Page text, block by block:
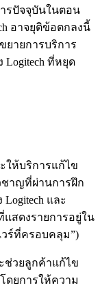
รปัจจุบันในตอน
อาจยุติข้อตกลงนี้
ยายการบริการ
ที่หยุด
ะให้บริการแก้ไข
าญที่ผ่านการฝึก
และ
สดงรายการอยู่ใน
ร์ที่ครอบคลุม”)
ะช่วยลูกค้าแก้ไข
ดยการให้ความ